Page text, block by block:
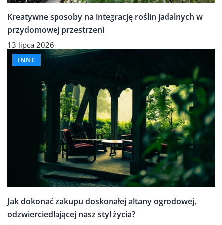
Kreatywne sposoby na integrację roślin jadalnych w
przydomowej przestrzeni
13 lipca 2026
INNE
Jak dokonać zakupu doskonałej altany ogrodowej,
odzwierciedlającej nasz styl życia?